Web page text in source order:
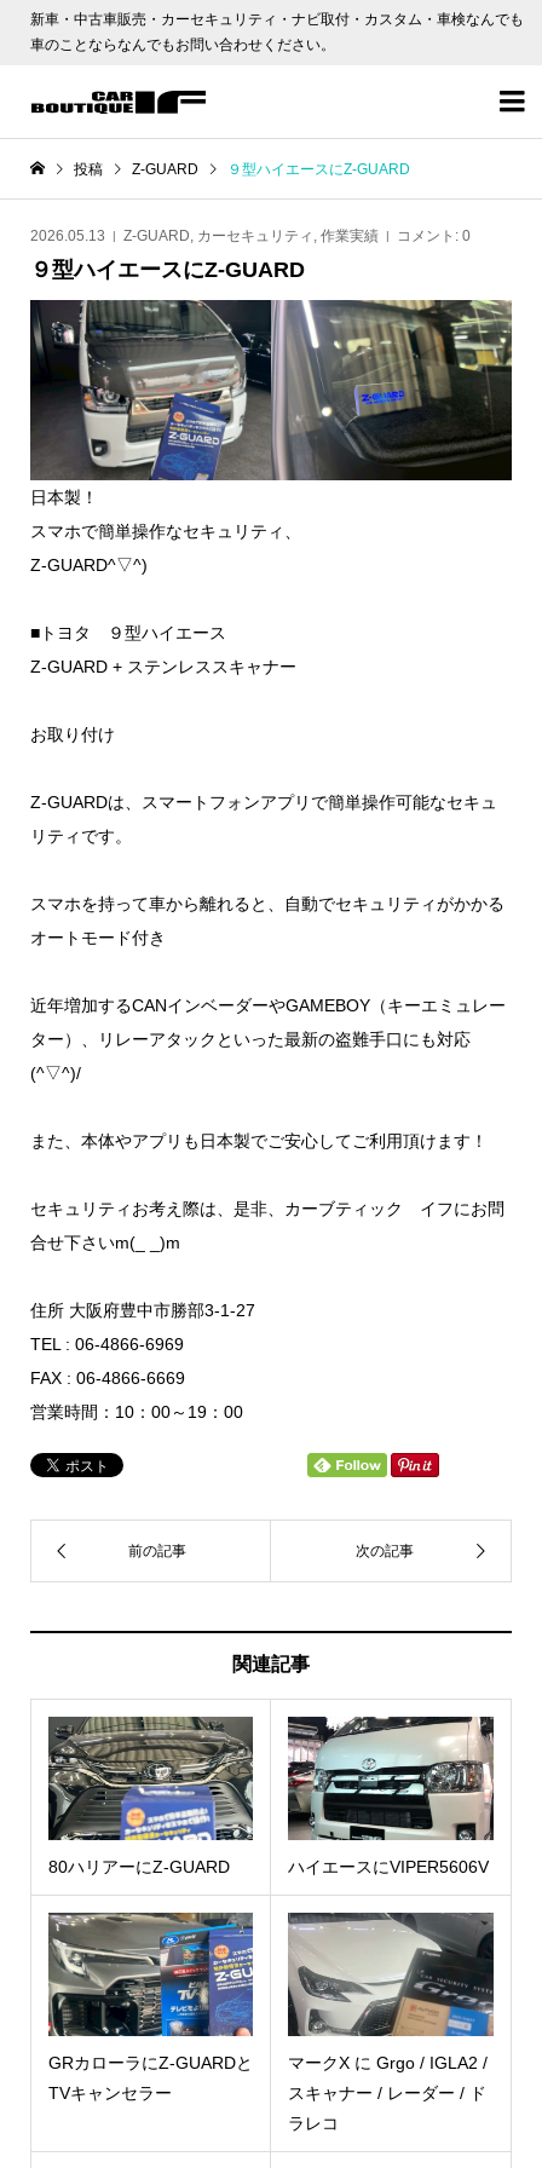
新車・中古車販売・カーセキュリティ・ナビ取付・カスタム・車検なんでも
車のことならなんでもお問い合わせください。

投稿 Z-GUARD ９型ハイエースにZ-GUARD
2026.05.13 Z-GUARD, カーセキュリティ , 作業実績 コメント: 0
９型ハイエースにZ-GUARD
日本製！
スマホで簡単操作なセキュリティ、
Z-GUARD^▽^)
■トヨタ ９型ハイエース
Z-GUARD + ステンレススキャナー
お取り付け
Z-GUARDは、スマートフォンアプリで簡単操作可能なセキュ
リティです。
スマホを持って車から離れると、自動でセキュリティがかかる
オートモード付き
近年増加するCANインベーダーやGAMEBOY（キーエミュレー
ター）、リレーアタックといった最新の盗難手口にも対応
(^▽^)/
また、本体やアプリも日本製でご安心してご利用頂けます！
セキュリティお考え際は、是非、カーブティック イフにお問
合せ下さいm(_ _)m
住所 大阪府豊中市勝部3-1-27
TEL : 06-4866-6969
FAX : 06-4866-6669
営業時間：10：00～19：00
関連記事
80ハリアーにZ-GUARD ハイエースにVIPER5606V
GRカローラにZ-GUARDと
TVキャンセラー
マークX に Grgo / IGLA2 /
スキャナー / レーダー / ド
ラレコ